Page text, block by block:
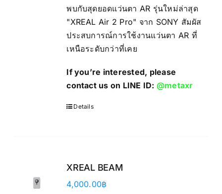
พบกับสุดยอดแว่นตา AR รุ่นใหม่ล่าสุด
"XREAL Air 2 Pro" จาก SONY สัมผัส
ประสบการณ์การใช้งานแว่นตา AR ที่
เหนือระดับกว่าที่เคย
If you’re interested, please
contact us on LINE ID: @metaxr
Details
XREAL BEAM
4,000.00฿